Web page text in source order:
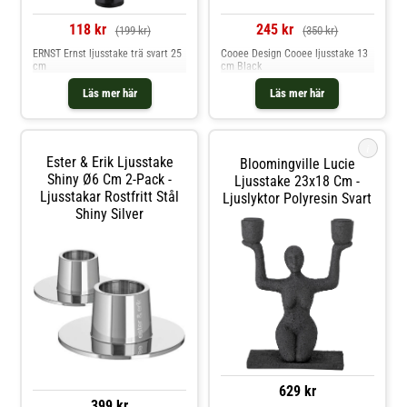
118 kr (199 kr)
Läs mer här
ERNST Ernst ljusstake trä svart 25
cm
245 kr (350 kr)
Läs mer här
Cooee Design Cooee ljusstake 13
cm Black
Ester & Erik Ljusstake
Shiny Ø6 Cm 2-Pack -
Ljusstakar Rostfritt Stål
Shiny Silver
Bloomingville Lucie
Ljusstake 23x18 Cm -
Ljuslyktor Polyresin Svart
629 kr